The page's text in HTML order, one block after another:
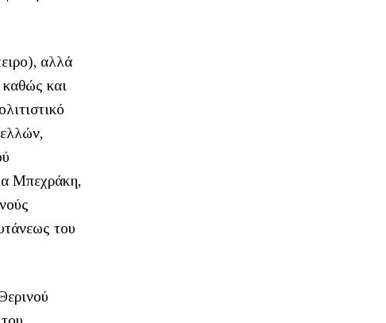
αλλά
καθώς και
Μπεχράκη,
του